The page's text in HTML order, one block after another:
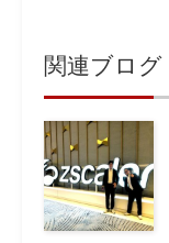
関連ブログ